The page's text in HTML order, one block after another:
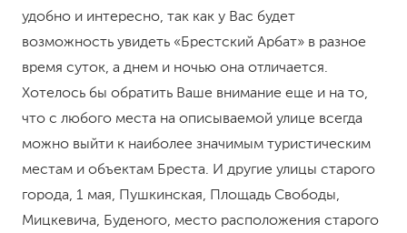
удобно и интересно, так как у Вас будет
возможность увидеть «Брестский Арбат» в разное
время суток, а днем и ночью она отличается.
Хотелось бы обратить Ваше внимание еще и на то,
что с любого места на описываемой улице всегда
можно выйти к наиболее значимым туристическим
местам и объектам Бреста. И другие улицы старого
города, 1 мая, Пушкинская, Площадь Свободы,
Мицкевича, Буденого, место расположения старого